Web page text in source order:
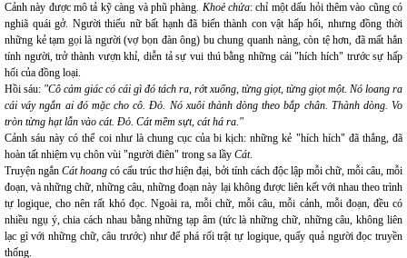
Cảnh này được mô tả kỹ càng và phũ phàng. Khoẻ chửa: chỉ một dấu hỏi thêm vào cũng có
nghiã quái gở. Người thiếu nữ bất hạnh đã biến thành con vật hấp hối, nhưng đồng thời
những kẻ tạm gọi là người (vợ bọn đàn ông) bu chung quanh nàng, còn tệ hơn, đã mất hẳn
tính người, trở thành vượn khỉ, diễn tả sự vui thú bằng những cái "hích hích" trước sự hấp
hối của đồng loại.
Hồi sáu: "Cô cảm giác có cái gì đó tách ra, rớt xuống, từng giọt, từng giọt một. Nó loang ra
cái váy ngắn ai đó mặc cho cô. Đỏ. Nó xuôi thành dòng theo bắp chân. Thành dòng. Vo
tròn từng hạt lẫn vào cát. Đỏ. Cát mềm sựt, cát há ra."
Cảnh sáu này có thể coi như là chung cục của bi kịch: những kẻ "hích hích" đã thắng, đã
hoàn tất nhiệm vụ chôn vùi "người điên" trong sa lầy Cát.
Truyện ngắnCát hoang có cấu trúc thơ hiện đại, bởi tính cách độc lập mỗi chữ, mỗi câu, mỗi
đoạn, và những chữ, những câu, những đoạn này lại không được liên kết với nhau theo trình
tự logique, cho nên rất khó đọc. Ngoài ra, mỗi chữ, mỗi câu, mỗi cảnh, mỗi đoạn, đều có
nhiều ngụ ý, chia cách nhau bằng những tạp âm (tức là những chữ, những câu, không liên
lạc gì với những chữ, câu trước) như để phá rối trật tự logique, quấy quả người đọc truyền
thống.